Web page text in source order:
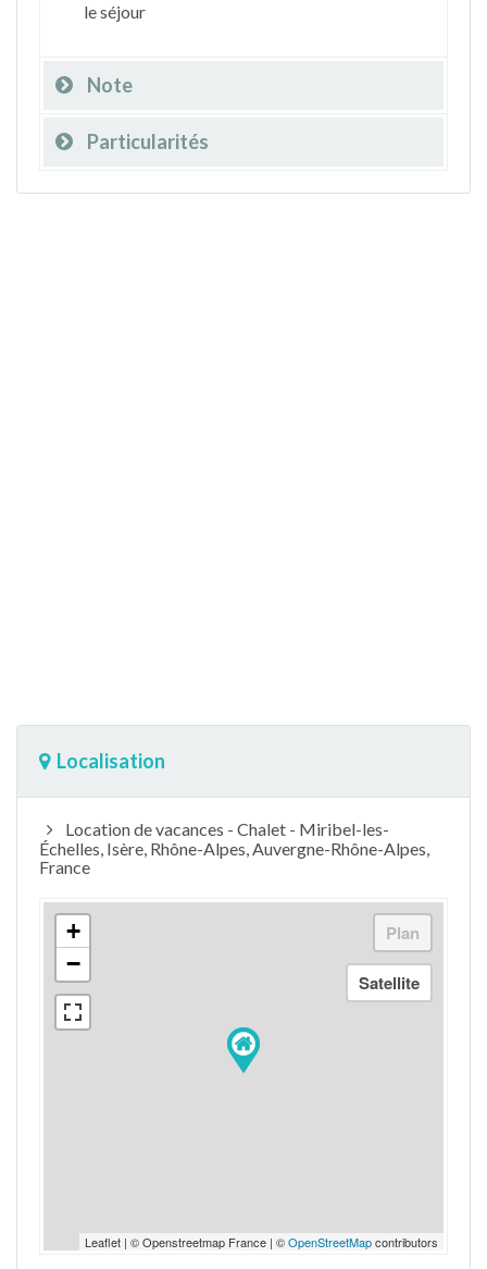
le séjour
Note
Particularités
Localisation
Location de vacances - Chalet - Miribel-les-
Échelles, Isère, Rhône-Alpes, Auvergne-Rhône-Alpes,
France
+
−
Leaflet | © Openstreetmap France | ©OpenStreetMapcontributors